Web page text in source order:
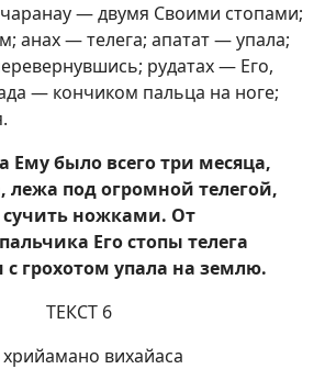
— двумя Своими стопами;
анах — телега; апатат — упала;
рудатах — Его,
— кончиком пальца на ноге;
Ему было всего три месяца,
под огромной телегой,
сучить ножками. От
Его стопы телега
с грохотом упала на землю.
ТЕКСТ 6
вихайаса